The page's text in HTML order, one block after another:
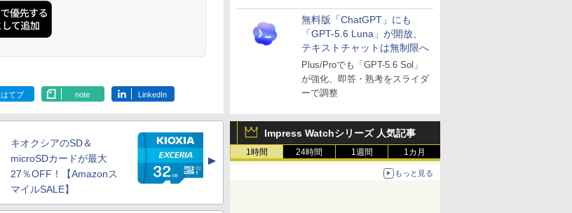
無料版「ChatGPT」にも
「GPT-5.6 Luna」が開放、
テキストチャットは無制限へ
Plus/Proでも「GPT-5.6 Sol」
が強化、即答・熟考をスライダ
ーで調整
Impress Watchシリーズ 人気記事
1時間 24時間 1週間 1カ月
もっと見る
はてブ note LinkedIn
キオクシアのSD＆
microSDカードが最大
27％OFF！【Amazonス
マイルSALE】
▲